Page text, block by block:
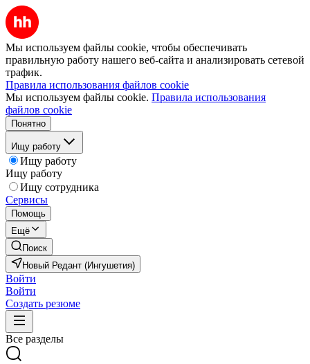
Мы используем файлы cookie, чтобы обеспечивать
правильную работу нашего веб-сайта и анализировать сетевой
трафик.
Правила использования файлов cookie
Мы используем файлы cookie. Правила использования
файлов cookie
Понятно
Ищу работу
Ищу работу
Ищу работу
Ищу сотрудника
Сервисы
Помощь
Ещё
Поиск
Новый Редант (Ингушетия)
Войти
Войти
Создать резюме
Все разделы